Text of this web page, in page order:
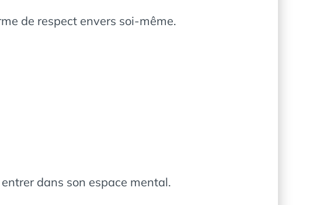
de respect envers soi-même.
dans son espace mental.